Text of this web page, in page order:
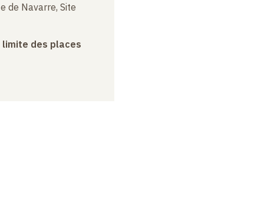
de Navarre, Site
limite des places